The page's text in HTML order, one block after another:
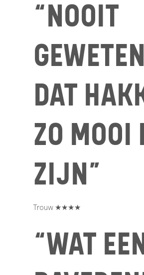
“NOOIT
GEWETEN
DAT
ZO MOOI
ZIJN”
Trouw ★★★★
“WAT